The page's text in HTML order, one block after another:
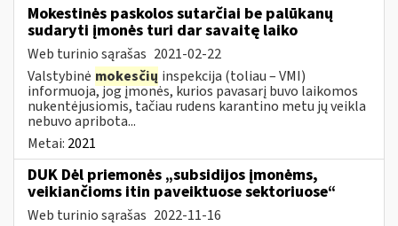
Mokestinės paskolos sutarčiai be palūkanų
sudaryti įmonės turi dar savaitę laiko
Web turinio sąrašas 2021-02-22
Valstybinė mokesčių inspekcija (toliau – VMI)
informuoja, jog įmonės, kurios pavasarį buvo laikomos
nukentėjusiomis, tačiau rudens karantino metu jų veikla
nebuvo apribota...
Metai: 2021
DUK Dėl priemonės „subsidijos įmonėms,
veikiančioms itin paveiktuose sektoriuose“
Web turinio sąrašas 2022-11-16